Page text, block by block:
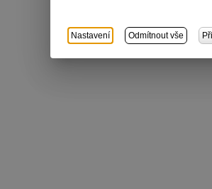
Nastavení Odmítnout vše